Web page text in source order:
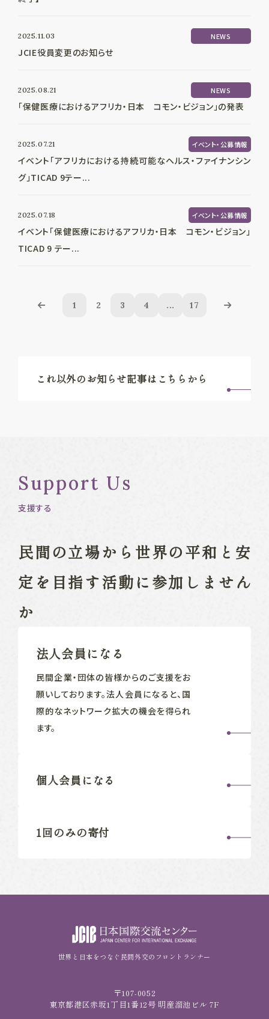
2025.11.03 NEWS
JCIE役員変更のお知らせ
2025.08.21 NEWS
「保健医療におけるアフリカ・日本 コモン・ビジョン」の発表
2025.07.21 イベント・公募情報
イベント「アフリカにおける持続可能なヘルス・ファイナンシン
グ」TICAD 9テー...
2025.07.18 イベント・公募情報
イベント「保健医療におけるアフリカ・日本 コモン・ビジョン」
TICAD 9 テー...
1 2 3 4 ... 17
これ以外のお知らせ記事はこちらから
Support Us
支援する
民間の立場から 世界の平和と安
定を目指す活動に参加しません
か
法人会員になる
民間企業‧団体の皆様からのご支援をお
願いしております。法人会員になると、国
際的なネットワーク拡大の機会を得られ
ます。
個人会員になる
1回のみの寄付
世界と日本をつなぐ民間外交のフロントランナー
〒107-0052
東京都港区赤坂1丁目1番12号 明産溜池ビル 7F